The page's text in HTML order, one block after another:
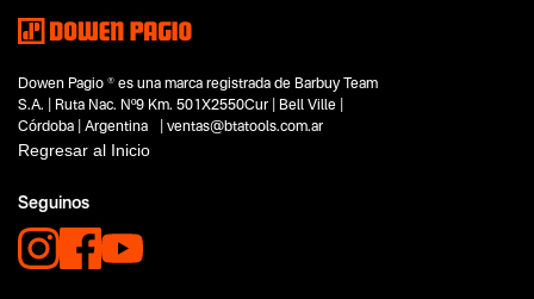
Dowen Pagio ® es una marca registrada de Barbuy Team
S.A. | Ruta Nac. Nº9 Km. 501X2550Cur | Bell Ville |
Córdoba | Argentina | ventas@btatools.com.ar
Regresar al Inicio
Seguinos